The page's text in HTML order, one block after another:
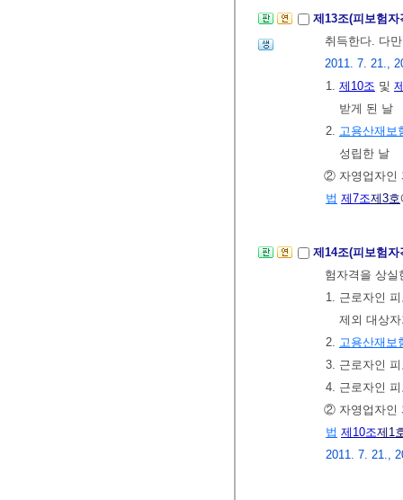
제13조(피보험
취득한다. 다
2011. 7. 21.,
1. 제10조 및
받게 된 날
2.
고용산재보
성립한 날
② 자영업자인
법 제7조제3호
제14조(피보험
험자격을 상
1. 근로자인
제외 대상
2. 고용산재보
3. 근로자인
4. 근로자인
② 자영업자인
법 제10조제1
2011. 7. 21.,